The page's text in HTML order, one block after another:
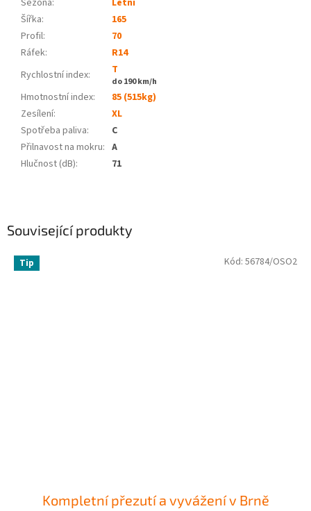
Související produkty
Tip
Kompletní přezutí a vyvážení v Brně
Kód: 56784/OSO2
Sezóna:
Letní
Šířka:
165
Profil:
70
Ráfek:
R14
Rychlostní index:
T
do 190 km/h
Hmotnostní index:
85 (515kg)
Zesílení:
XL
Spotřeba paliva:
C
Přilnavost na mokru: A
Hlučnost (dB): 71